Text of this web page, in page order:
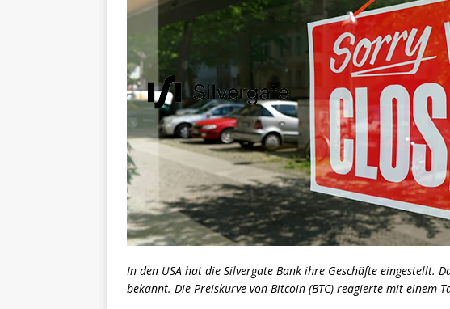
In den USA hat die Silvergate Bank ihre Geschäfte eingestellt.
bekannt. Die Preiskurve von Bitcoin (BTC) reagierte mit einem